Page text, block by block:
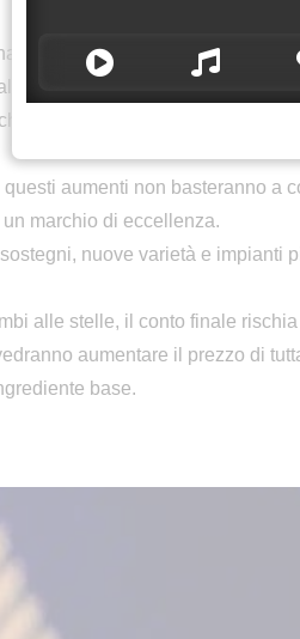
In Turchia, l’istituto statistico
sotto del potenziale. L’ente
al chilo, circa 4 dollari e 90, con
aumenti non basteranno a
marchio di eccellenza.
nuove varietà e impianti
alle stelle, il conto finale
aumentare il prezzo di
base.